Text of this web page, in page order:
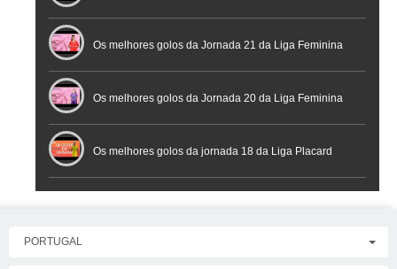
Placard
Os melhores golos da Jornada 21 da Liga Feminina
Placard
Os melhores golos da Jornada 20 da Liga Feminina
Placard
Os melhores golos da jornada 18 da Liga Placard
PORTUGAL